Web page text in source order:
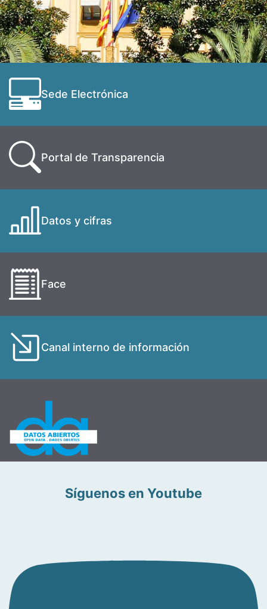
Sede Electrónica
Portal de Transparencia
Datos y cifras
Face
Canal interno de información
Síguenos en Youtube